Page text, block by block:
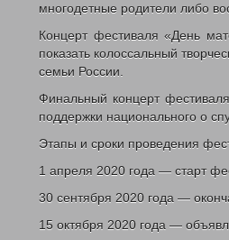
многодетные родители либо
Концерт фестиваля «День
показать колоссальный
семьи России.
Финальный концерт
поддержки национального о
Этапы и сроки проведения
1 апреля 2020 года — старт
30 сентября 2020 года —
15 октября 2020 года —